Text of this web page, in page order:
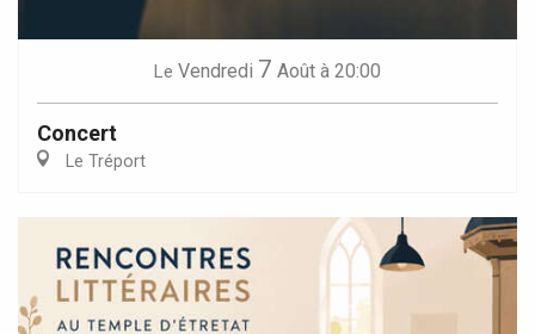
Le Vendredi 7 Août à 20:00
Concert
Le Tréport